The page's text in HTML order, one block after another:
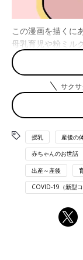
この漫画を描くに
母乳育児や粉ミル
どれが良いどれが
なく、
私の場合はこんな
この結論を出しま
少し長くなるの
そしてもし母乳
この漫画を見て
描かせていただき
長男を、母乳で
サク
授乳 産後の
赤ちゃんのお世話
出産～産後
COVID-19（新型